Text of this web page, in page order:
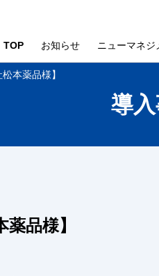
TOP お知らせ ニューマネジ
本薬品様】
導入
品様】